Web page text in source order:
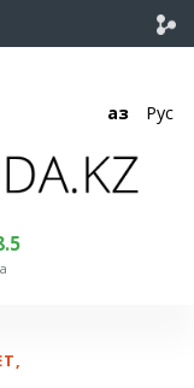
Қаз Рус
468.5
,